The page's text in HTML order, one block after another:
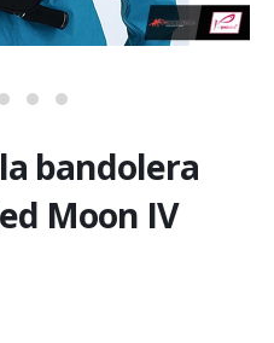
bandolera
Moon IV